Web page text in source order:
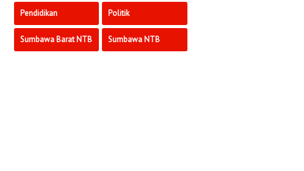
Pendidikan Politik
Sumbawa Barat NTB Sumbawa NTB